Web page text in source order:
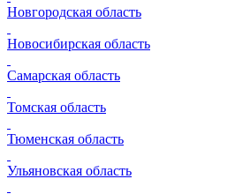
Новгородская область
Новосибирская область
Самарская область
Томская область
Тюменская область
Ульяновская область